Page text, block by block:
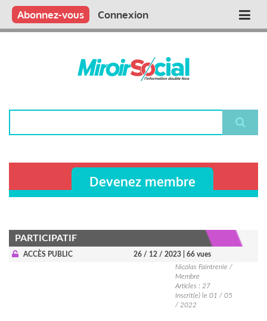
Aller
contenu
Main
Qui sommes nous ?
Vous publiez
Nous publions
Contactez-nous
Abonnez-vous Connexion
Devenez membre
PARTICIPATIF
ACCÈS PUBLIC 26 / 12 / 2023
| 66 vues
Nicolas Faintrenie /
Membre
Articles : 27
Inscrit(e) le 01 / 05
/ 2022